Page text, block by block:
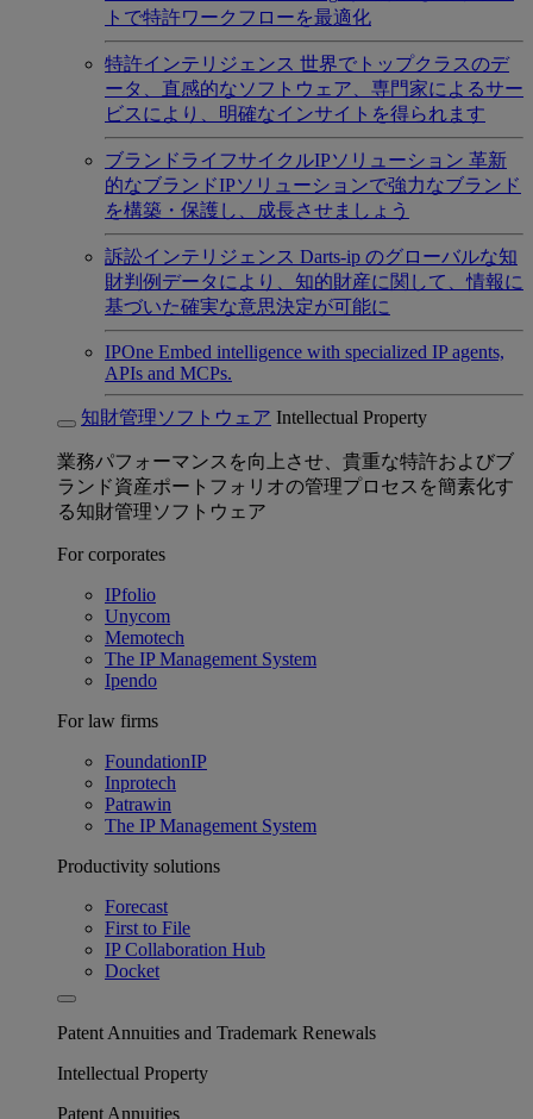
トで特許ワークフローを最適化
特許インテリジェンス 世界でトップクラスのデ
ータ、直感的なソフトウェア、専門家によるサー
ビスにより、明確なインサイトを得られます
ブランドライフサイクルIPソリューション 革新
的なブランドIPソリューションで強力なブランド
を構築・保護し、成長させましょう
訴訟インテリジェンス Darts-ip のグローバルな知
財判例データにより、知的財産に関して、情報に
基づいた確実な意思決定が可能に
IPOne Embed intelligence with specialized IP agents,
APIs and MCPs.
知財管理ソフトウェア Intellectual Property
業務パフォーマンスを向上させ、貴重な特許およびブ
ランド資産ポートフォリオの管理プロセスを簡素化す
る知財管理ソフトウェア
For corporates
IPfolio
Unycom
Memotech
The IP Management System
Ipendo
For law firms
FoundationIP
Inprotech
Patrawin
The IP Management System
Productivity solutions
Forecast
First to File
IP Collaboration Hub
Docket
Patent Annuities and Trademark Renewals
Intellectual Property
Patent Annuities